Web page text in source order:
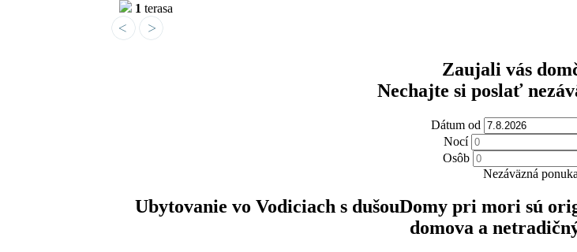
1 terasa
Zaujali vás
Nechajte si poslať
Dátum od
Nocí
Osôb
Nezáväzná ponuka
Ubytovanie vo Vodiciach s dušouDomy pri mori sú
domova a